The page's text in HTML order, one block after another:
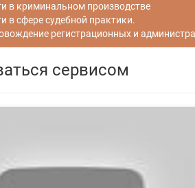
в криминальном производстве
в сфере судебной практики.
регистрационных и
сервисом